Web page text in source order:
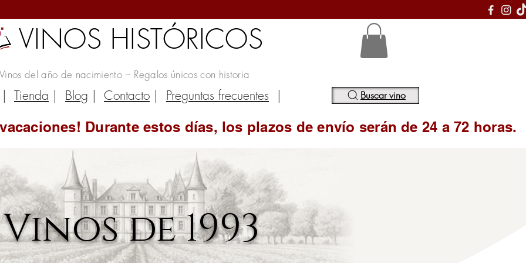
VINOS HISTÓRICOS
Vinos del año de nacimiento – Regalos únicos con historia
| Tienda | Blog | Contacto | Preguntas frecuentes | Buscar vino
Durante estos días, los plazos de envío serán de 24 a 72 horas.
Vinos de 1993